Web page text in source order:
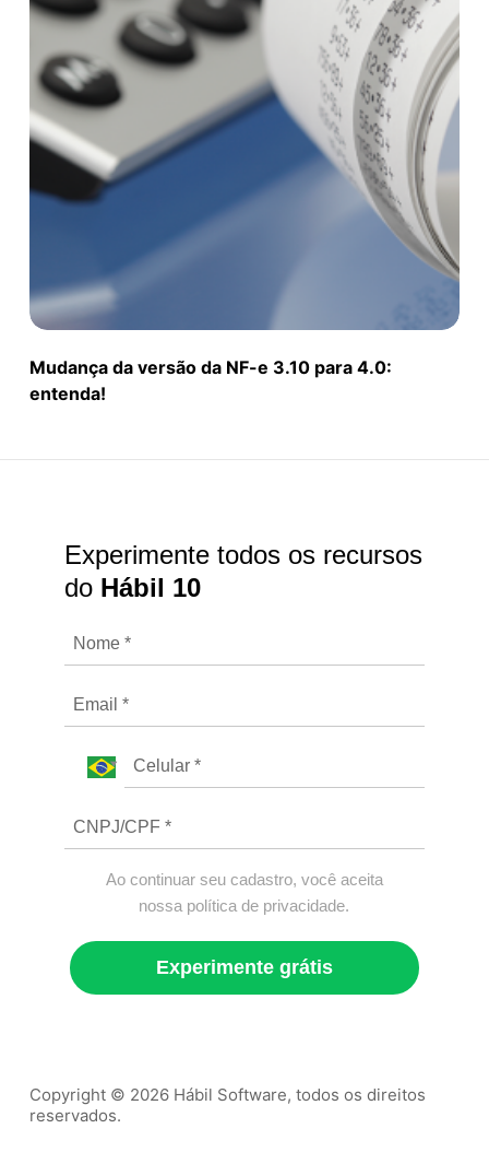
Mudança da versão da NF-e 3.10 para 4.0:
entenda!
Experimente todos os recursos
do Hábil 10
Ao continuar seu cadastro, você aceita
nossa política de privacidade.
Experimente grátis
Copyright © 2026 Hábil Software, todos os direitos
reservados.